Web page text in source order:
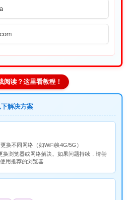
阅读？这里看教程！
解决方案
更换不同网络（如WiFi换4G/5G）
换浏览器或网络解决。如果问题持续，请尝
用推荐的浏览器